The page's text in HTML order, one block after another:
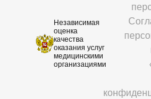
Независимая
оценка
качества
оказания услуг
медицинскими
организациями